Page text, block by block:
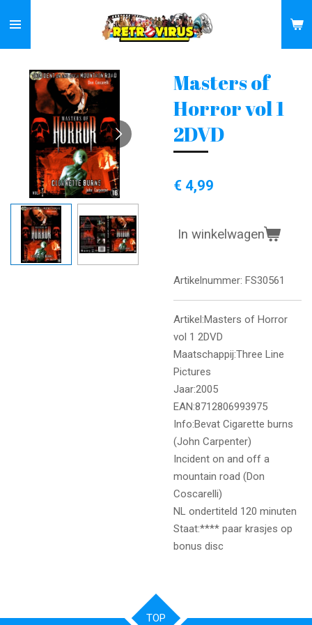
direct
naar
hoofdinhoud
Masters of
Horror vol 1
2DVD
€ 4,99
In winkelwagen
Artikelnummer: FS30561
Artikel:Masters of Horror
vol 1 2DVD
Maatschappij:Three Line
Pictures
Jaar:2005
EAN:8712806993975
Info:Bevat Cigarette burns
(John Carpenter)
Incident on and off a
mountain road (Don
Coscarelli)
NL ondertiteld 120 minuten
Staat:**** paar krasjes op
bonus disc
TOP